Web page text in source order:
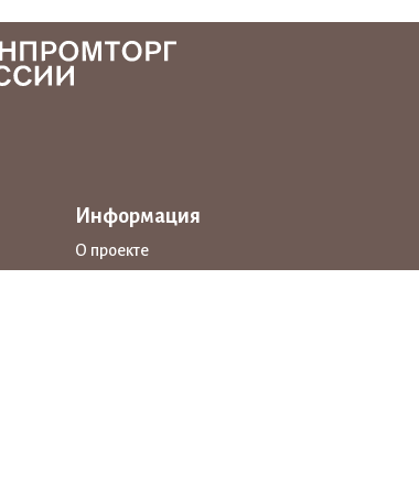
Информация
О проекте